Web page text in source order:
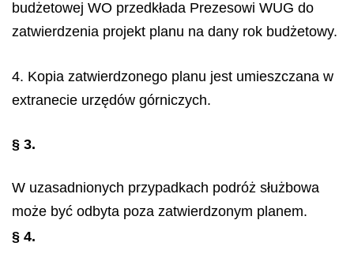
budżetowej WO przedkłada Prezesowi WUG do
zatwierdzenia projekt planu na dany rok budżetowy.
4. Kopia zatwierdzonego planu jest umieszczana w
extranecie urzędów górniczych.
§ 3.
W uzasadnionych przypadkach podróż służbowa
może być odbyta poza zatwierdzonym planem.
§ 4.